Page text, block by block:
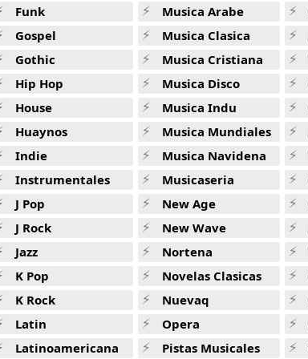
Deseo -Salsa De Motel
De Punta A Punta -
Salsa De Motel
Caricias Prohibidas -
Salsa De Motel
Mi Media Mitad -
Salsa De Motel
Yo No Se Manana -
Salsa De Motel
Me Tengo Que Ir -
Salsa De Motel
Caradura -
Hasta El Sol De Hoy -
Salsa De Motel
Aquel Lugar -
Salsa De Motel
Aparentemente -Salsa De Motel
Funk
Gospel
Gothic
Hip Hop
House
Huaynos
Indie
Instrumentales
J Pop
J Rock
Jazz
K Pop
K Rock
Latin
Latinoamericana
Musica Arabe
Musica Clasica
Musica Cristiana
Musica Disco
Musica Indu
Musica Mundiales
Musica Navidena
Musicaseria
New Age
New Wave
Nortena
Novelas Clasicas
Nuevaq
Opera
Pistas Musicales